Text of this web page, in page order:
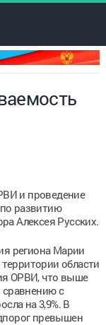
и проведение
развитию
Алексея Русских.
региона Марии
области
ОРВИ, что выше
сравнению с
на 3,9%. В
превышен